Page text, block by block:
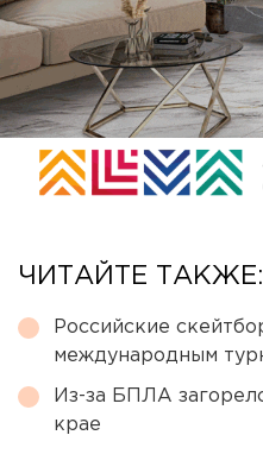
ЧИТАЙТЕ ТАКЖЕ:
Российские
международным
Из-за БПЛА
крае